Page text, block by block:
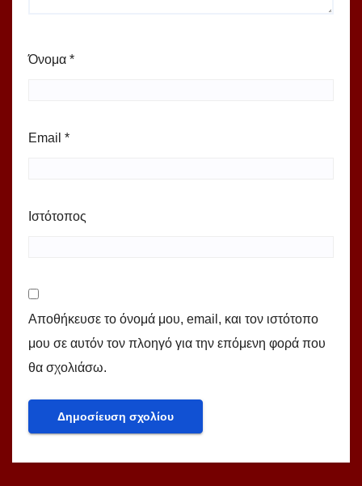
Όνομα *
Email *
Ιστότοπος
Αποθήκευσε το όνομά μου, email, και τον ιστότοπο
μου σε αυτόν τον πλοηγό για την επόμενη φορά που
θα σχολιάσω.